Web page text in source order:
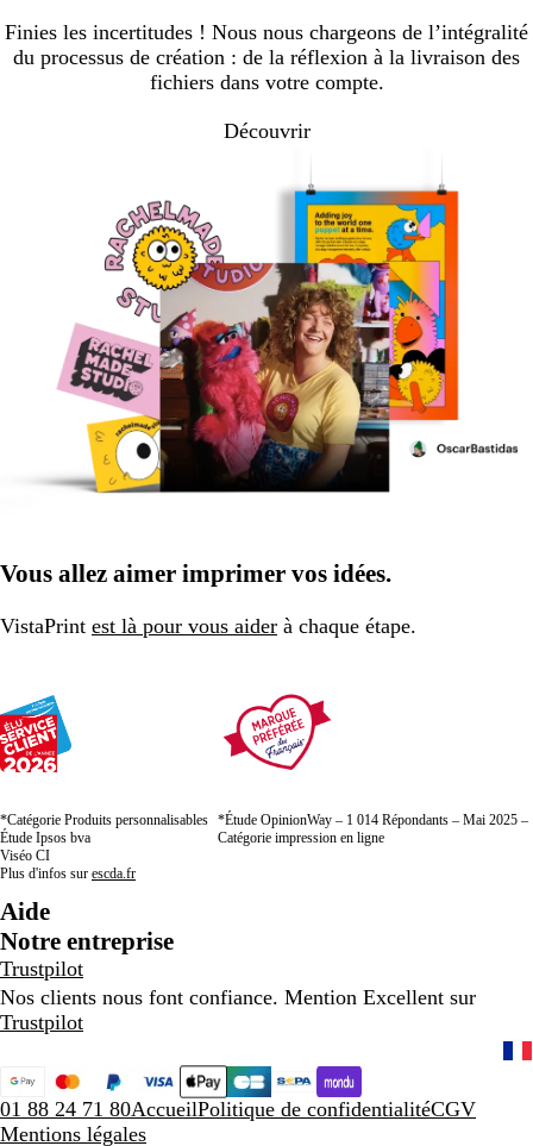
Finies les incertitudes ! Nous nous chargeons de l’intégralité
du processus de création : de la réflexion à la livraison des
fichiers dans votre compte.
Découvrir
Vous allez aimer imprimer vos idées.
VistaPrint est là pour vous aider à chaque étape.
*Catégorie Produits personnalisables
Étude Ipsos bva
Viséo CI
Plus d'infos sur escda.fr
*Étude OpinionWay – 1 014 Répondants – Mai 2025 –
Catégorie impression en ligne
Aide
Notre entreprise
Trustpilot
Nos clients nous font confiance. Mention Excellent sur
Trustpilot
01 88 24 71 80AccueilPolitique de confidentialitéCGV
Mentions légales